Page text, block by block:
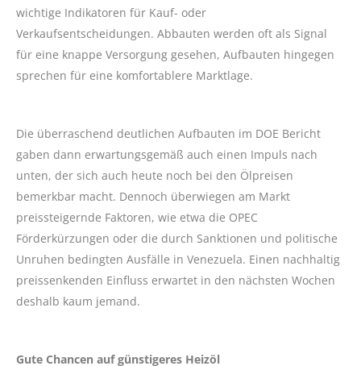
wichtige Indikatoren für Kauf- oder
Verkaufsentscheidungen. Abbauten werden oft als Signal
für eine knappe Versorgung gesehen, Aufbauten hingegen
sprechen für eine komfortablere Marktlage.
Die überraschend deutlichen Aufbauten im DOE Bericht
gaben dann erwartungsgemäß auch einen Impuls nach
unten, der sich auch heute noch bei den Ölpreisen
bemerkbar macht. Dennoch überwiegen am Markt
preissteigernde Faktoren, wie etwa die OPEC
Förderkürzungen oder die durch Sanktionen und politische
Unruhen bedingten Ausfälle in Venezuela. Einen nachhaltig
preissenkenden Einfluss erwartet in den nächsten Wochen
deshalb kaum jemand.
Gute Chancen auf günstigeres Heizöl